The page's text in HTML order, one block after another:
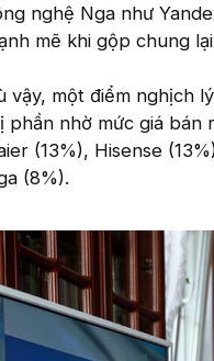
nghệ Nga như
mẽ khi gộp chung
vậy, một điểm nghịch
phần nhờ mức giá bán
(13%), Hisense
(8%).